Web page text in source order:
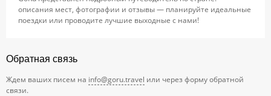
описания мест, фотографии и отзывы — планируйте идеальные
поездки или проводите лучшие выходные с нами!
Обратная связь
Ждем ваших писем на info@goru.travel или через форму обратной
связи.